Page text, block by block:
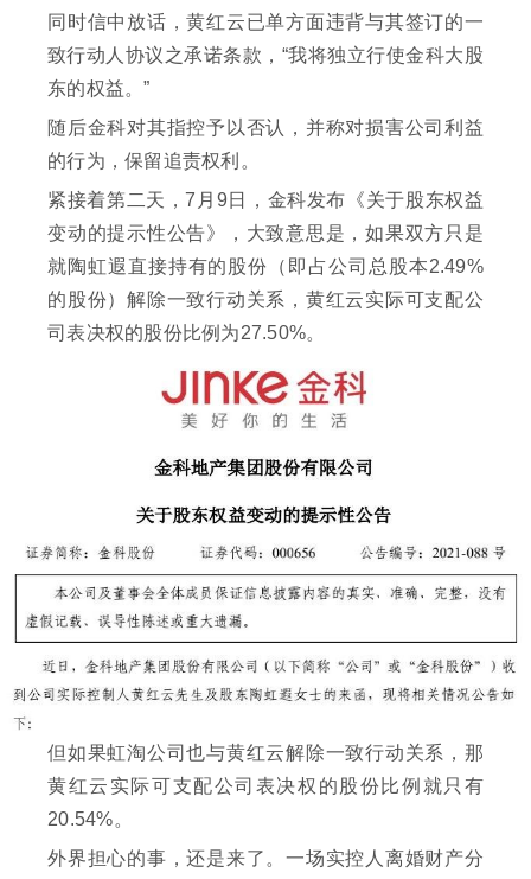
同时信中放话，黄红云已单方面违背与其签订的一
致行动人协议之承诺条款，“我将独立行使金科大股
东的权益。”
随后金科对其指控予以否认，并称对损害公司利益
的行为，保留追责权利。
紧接着第二天，7月9日，金科发布《关于股东权益
变动的提示性公告》，大致意思是，如果双方只是
就陶虹遐直接持有的股份（即占公司总股本2.49%
的股份）解除一致行动关系，黄红云实际可支配公
司表决权的股份比例为27.50%。
但如果虹淘公司也与黄红云解除一致行动关系，那
黄红云实际可支配公司表决权的股份比例就只有
20.54%。
外界担心的事，还是来了。一场实控人离婚财产分